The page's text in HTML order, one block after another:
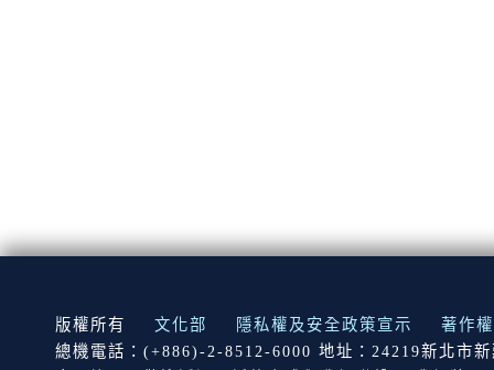
:::
版權所有 文化部 隱私權及安全政策宣示
著作
總機電話：(+886)-2-8512-6000 地址：24219新北市